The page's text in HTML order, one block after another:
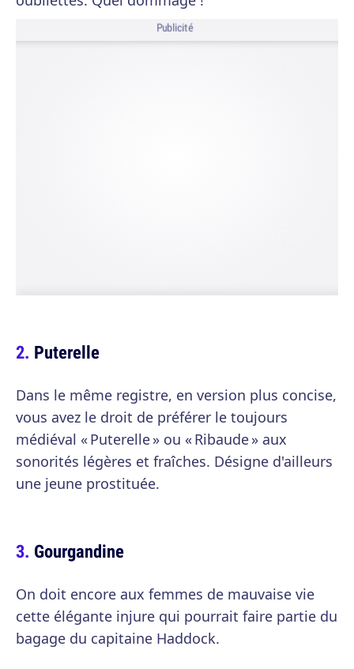
Publicité
Puterelle
Dans le même registre, en version plus concise,
vous avez le droit de préférer le toujours
médiéval « Puterelle » ou « Ribaude » aux
sonorités légères et fraîches. Désigne d'ailleurs
une jeune prostituée.
Gourgandine
On doit encore aux femmes de mauvaise vie
cette élégante injure qui pourrait faire partie du
bagage du capitaine Haddock.